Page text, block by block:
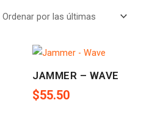
JAMMER – WAVE
$55.50